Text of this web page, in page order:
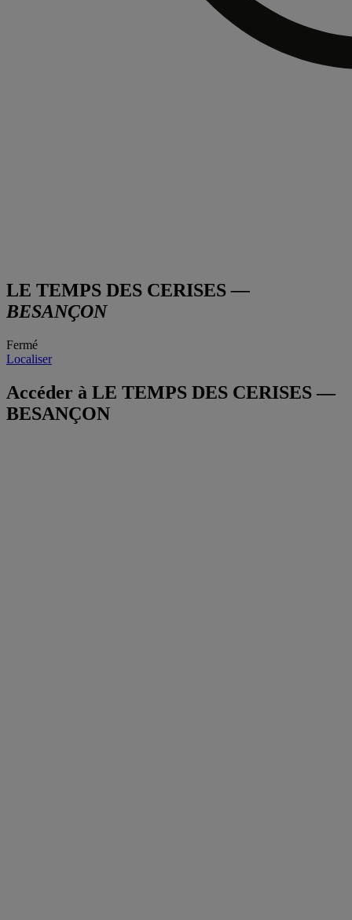
LE TEMPS DES CERISES—
BESANÇON
Fermé
Localiser
Accéder à LE TEMPS DES CERISES —
BESANÇON